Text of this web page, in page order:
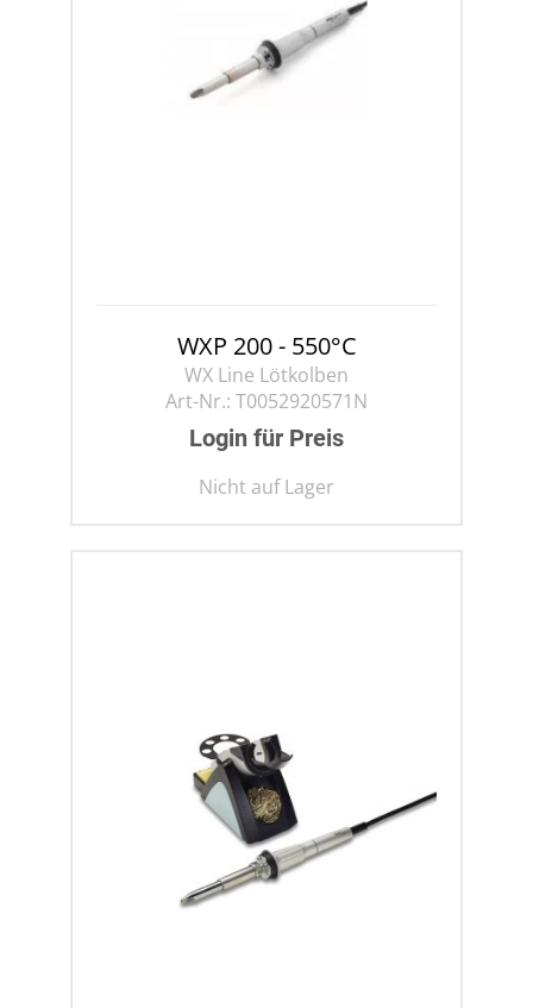
WXP 200 - 550°C
WX Line Lötkolben
Art-Nr.: T0052920571N
Login für Preis
Nicht auf Lager